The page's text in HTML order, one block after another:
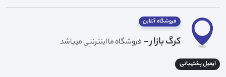
فروشگاه آنلاین
کرگ بازار - فروشگاه ما اینترنتی میباشد
ایمیل پشتیبانی